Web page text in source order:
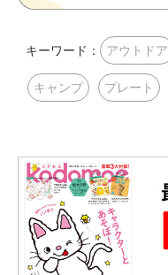
キーワード： アウトドア
キャンプ プレート